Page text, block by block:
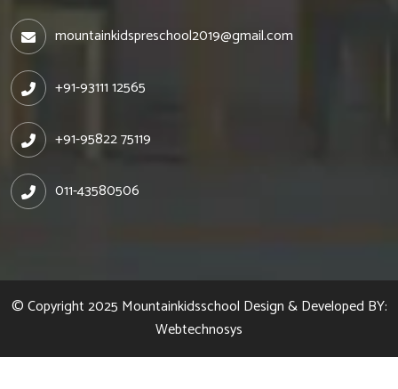
mountainkidspreschool2019@gmail.com
+91-93111 12565
+91-95822 75119
011-43580506
© Copyright 2025 Mountainkidsschool Design & Developed BY:
Webtechnosys